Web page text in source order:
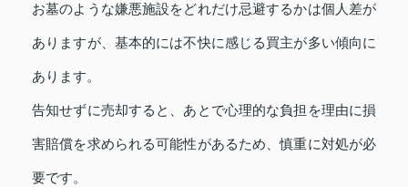
お墓のような嫌悪施設をどれだけ忌避するかは個人差が
ありますが、基本的には不快に感じる買主が多い傾向に
あります。
告知せずに売却すると、あとで心理的な負担を理由に損
害賠償を求められる可能性があるため、慎重に対処が必
要です。